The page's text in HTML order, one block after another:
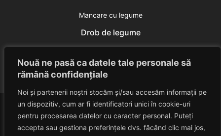
Nouă ne pasă ca datele tale personale să
rămână confidențiale
Noi și partenerii noștri stocăm și/sau accesăm informații pe
un dispozitiv, cum ar fi identificatori unici în cookie-uri
pentru procesarea datelor cu caracter personal. Puteți
accepta sau gestiona preferințele dvs. făcând clic mai jos,
Mancare cu legume
Drob de legume
Eduard Nedelcu June 13, 2014